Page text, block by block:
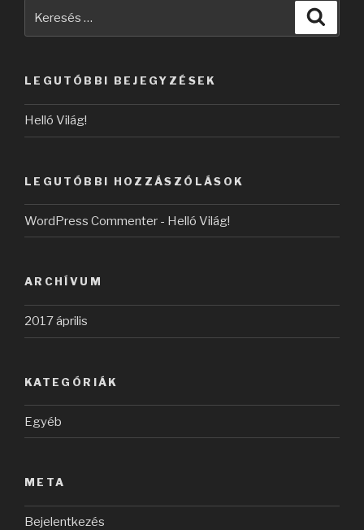
LEGUTÓBBI BEJEGYZÉSEK
Helló Világ!
LEGUTÓBBI HOZZÁSZÓLÁSOK
WordPress Commenter - Helló Világ!
ARCHÍVUM
2017 április
KATEGÓRIÁK
Egyéb
META
Bejelentkezés